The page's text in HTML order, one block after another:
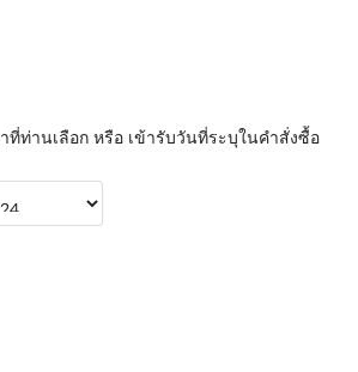
ท่านเลือก หรือ เข้ารับวันที่ระบุในคำสั่งซื้อ